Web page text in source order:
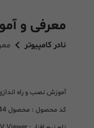
معرفی و
نادر کامپیوتر
آموزش نصب و راه
کد محصول : محصول 144